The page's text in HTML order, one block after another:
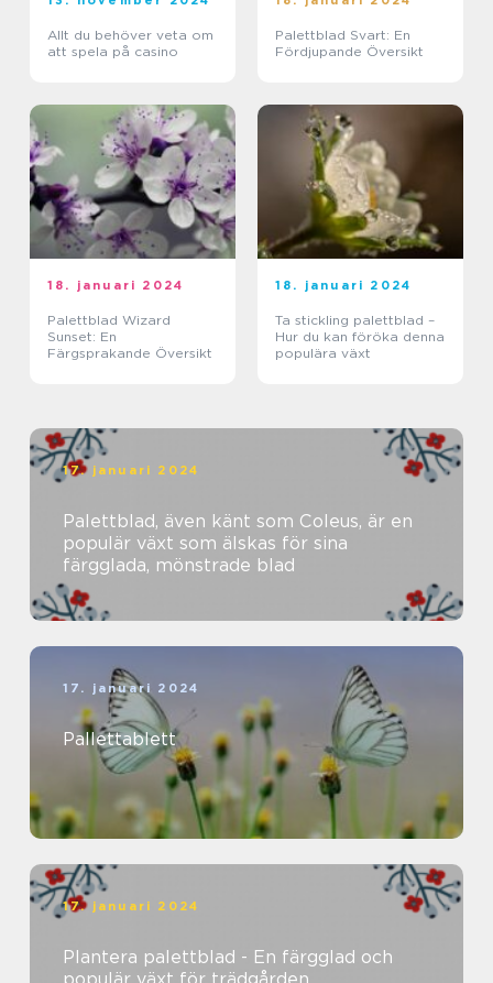
Allt du behöver veta om
att spela på casino
Palettblad Svart: En
Fördjupande Översikt
18. januari 2024
Palettblad Wizard
Sunset: En
Färgsprakande Översikt
18. januari 2024
Ta stickling palettblad –
Hur du kan föröka denna
populära växt
17. januari 2024
Palettblad, även känt som Coleus, är en
populär växt som älskas för sina
färgglada, mönstrade blad
17. januari 2024
Pallettablett
17. januari 2024
Plantera palettblad - En färgglad och